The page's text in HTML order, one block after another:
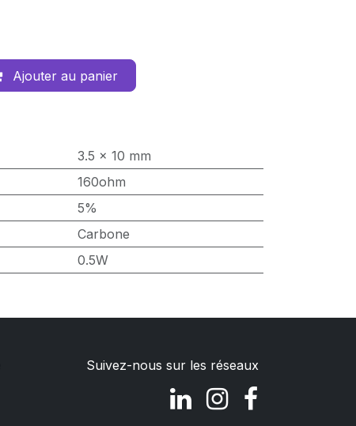
Ajouter au panier
3.5 x 10 mm
160ohm
5%
Carbone
0.5W
Suivez-nous sur les réseaux